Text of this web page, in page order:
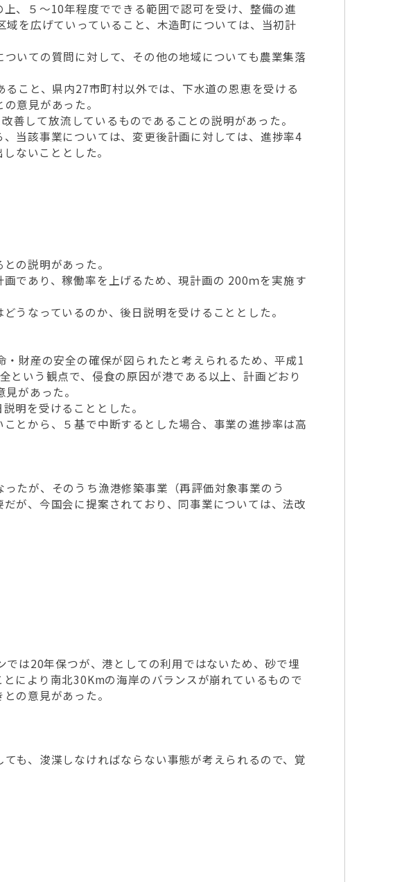
、５～10年程度でできる範囲で認可を受け、整備の進
を広げていっていること、木造町については、当初計
いての質問に対して、その他の地域についても農業集落
こと、県内27市町村以外では、下水道の恩恵を受ける
意見があった。
して放流しているものであることの説明があった。
当該事業については、変更後計画に対しては、進捗率4
ないこととした。
の説明があった。
であり、稼働率を上げるため、現計画の 200ｍを実施す
うなっているのか、後日説明を受けることとした。
財産の安全の確保が図られたと考えられるため、平成1
いう観点で、侵食の原因が港である以上、計画どおり
があった。
明を受けることとした。
とから、５基で中断するとした場合、事業の進捗率は高
たが、そのうち漁港修築事業（再評価対象事業のう
が、今国会に提案されており、同事業については、法改
は20年保つが、港としての利用ではないため、砂で埋
により南北30Kmの海岸のバランスが崩れているもので
の意見があった。
も、浚渫しなければならない事態が考えられるので、覚